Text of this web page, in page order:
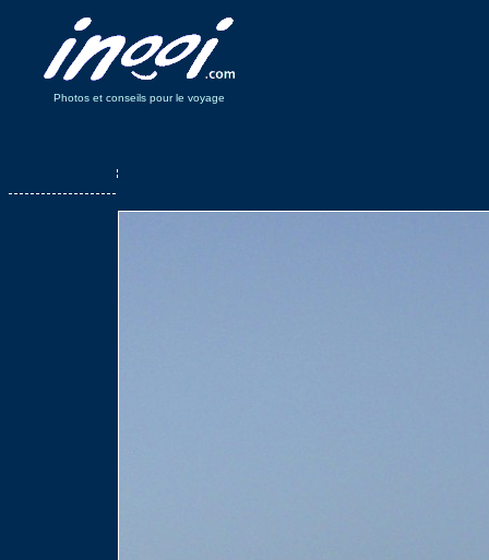
Photos et conseils pour le voyage